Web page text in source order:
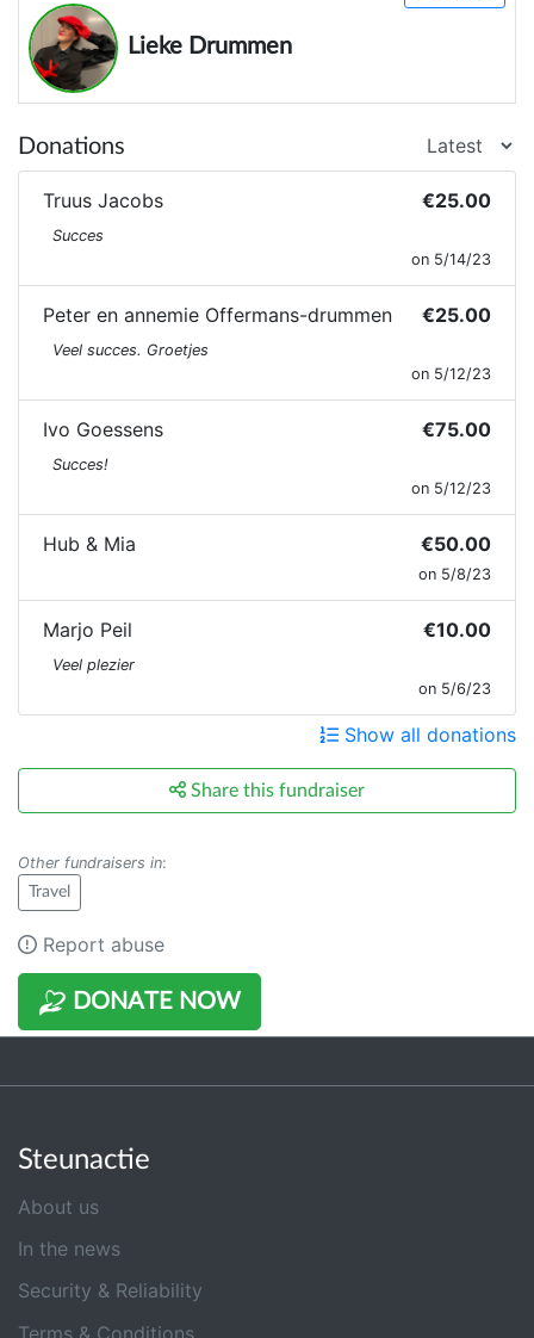
Lieke Drummen
DONATE NOW
Donations
Truus Jacobs €25.00
Succes
on 5/14/23
Peter en annemie Offermans-drummen €25.00
Veel succes. Groetjes
on 5/12/23
Ivo Goessens €75.00
Succes!
on 5/12/23
Hub & Mia €50.00
on 5/8/23
Marjo Peil €10.00
Veel plezier
on 5/6/23
Show all donations
Share this fundraiser
Other fundraisers in:
Travel
Report abuse
Steunactie
About us
In the news
Security & Reliability
Terms & Conditions